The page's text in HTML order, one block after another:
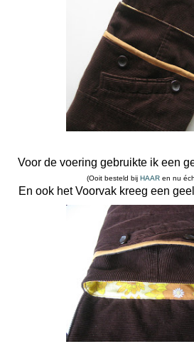
Voor de voering gebruikte ik een
(Ooit besteld bij HAARen nu
En ook het Voorvak kreeg een